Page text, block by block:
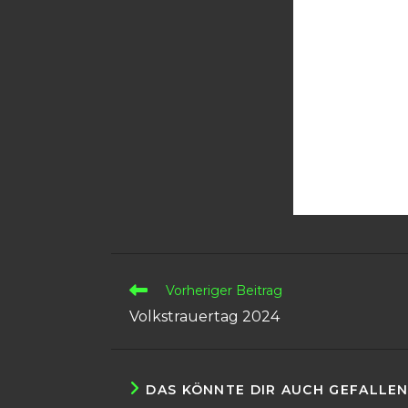
Weitere
Artikel
ansehen
Vorheriger Beitrag
Volkstrauertag 2024
DAS KÖNNTE DIR AUCH GEFALLEN